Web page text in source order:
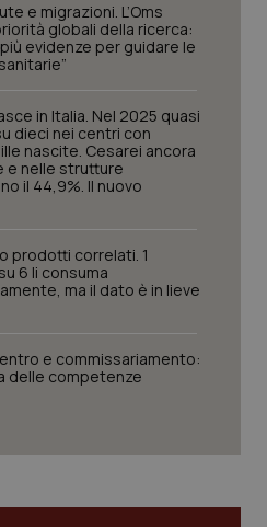
e migrazioni. L’Oms
globali della ricerca:
evidenze per guidare le
in Italia. Nel 2025 quasi
dieci nei centri con
nascite. Cesarei ancora
e nelle strutture
il 44,9%. Il nuovo
prodotti correlati. 1
6 li consuma
ma il dato è in lieve
e commissariamento:
delle competenze